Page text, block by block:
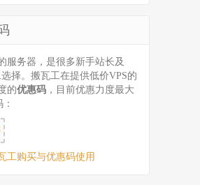
服务器，是很多新手站长及
择。搬瓦工在提供低价VPS的
的优惠码 ，目前优惠力度最大
工购买与优惠码使用